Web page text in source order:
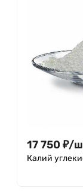
17 750 ₽/
Калий